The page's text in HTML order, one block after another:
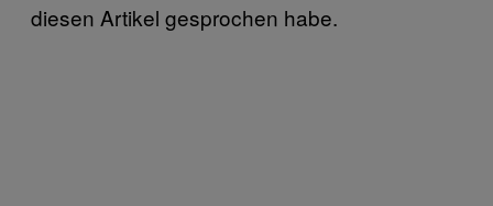
diesen Artikel gesprochen habe.